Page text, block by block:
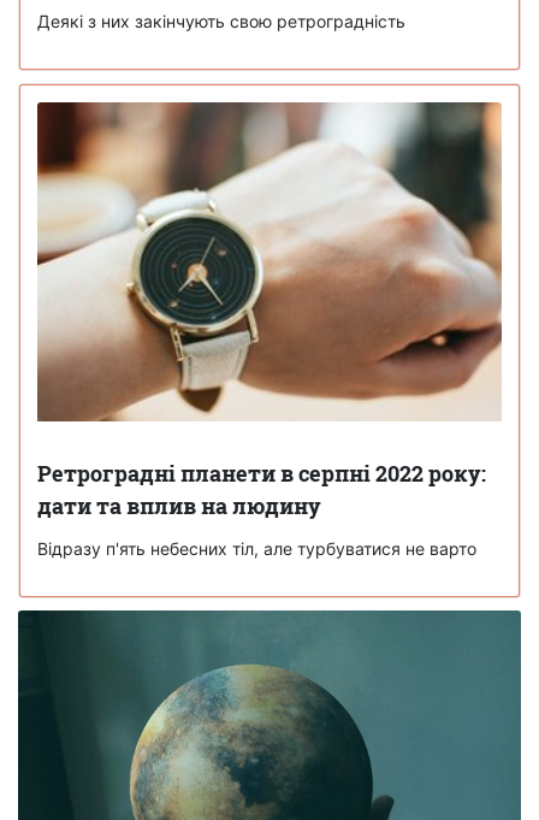
Деякі з них закінчують свою ретроградність
Ретроградні планети в серпні 2022 року:
дати та вплив на людину
Відразу п'ять небесних тіл, але турбуватися не варто